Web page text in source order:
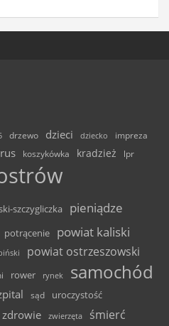
drzewo dzieci dziecko
impreza
koszykówka kradzież lpr
szczygliczka pieniądze
potrącenie powiat kaliski
powiat ostrzeszowski
rower rynek samochód
sąd uroczystość
zdrowie zwierzęta śmierć